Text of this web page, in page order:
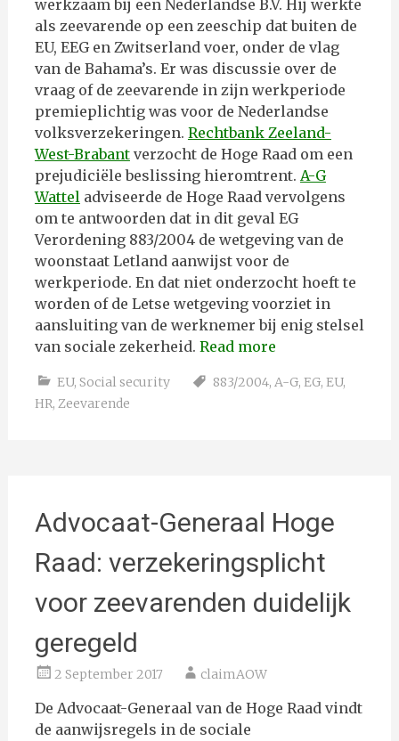
werkzaam bij een Nederlandse B.V. Hij werkte
als zeevarende op een zeeschip dat buiten de
EU, EEG en Zwitserland voer, onder de vlag
van de Bahama’s. Er was discussie over de
vraag of de zeevarende in zijn werkperiode
premieplichtig was voor de Nederlandse
volksverzekeringen. Rechtbank Zeeland-
West-Brabantverzocht de Hoge Raad om een
prejudiciële beslissing hieromtrent. A-G
Watteladviseerde de Hoge Raad vervolgens
om te antwoorden dat in dit geval EG
Verordening 883/2004 de wetgeving van de
woonstaat Letland aanwijst voor de
werkperiode. En dat niet onderzocht hoeft te
worden of de Letse wetgeving voorziet in
aansluiting van de werknemer bij enig stelsel
van sociale zekerheid. Read more
EU, Social security 883/2004, A-G, EG, EU,
HR, Zeevarende
Advocaat-Generaal Hoge
Raad: verzekeringsplicht
voor zeevarenden duidelijk
geregeld
2 September 2017 claimAOW
De Advocaat-Generaal van de Hoge Raad vindt
de aanwijsregels in de sociale